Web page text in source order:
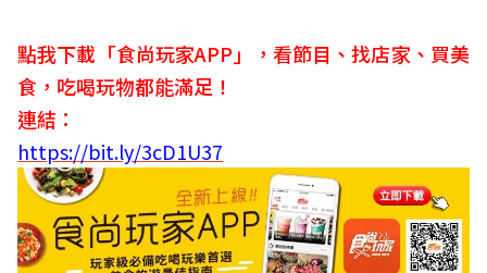
點我下載「食尚玩家APP」，看節目、找店家、買美
食，吃喝玩物都能滿足！
連結：
https://bit.ly/3cD1U37